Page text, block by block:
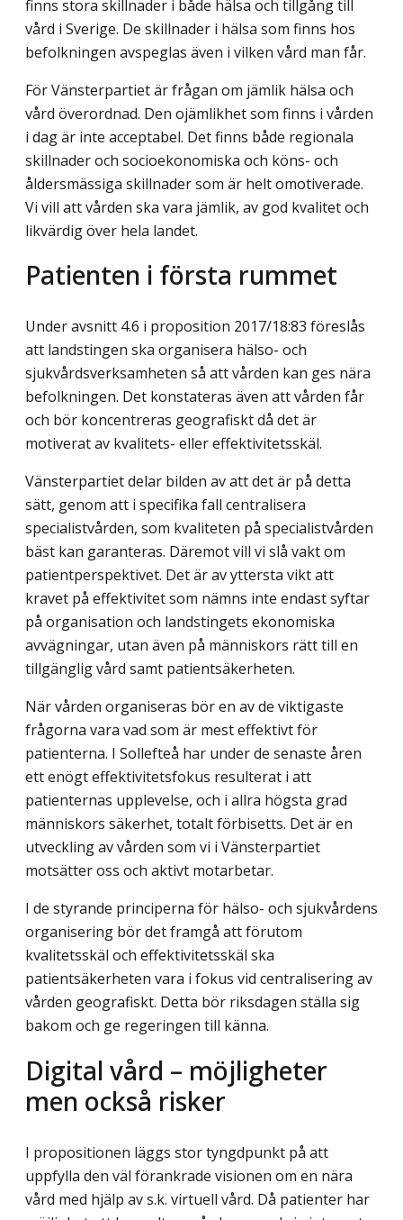
finns stora skillnader i både hälsa och tillgång till
vård i Sverige. De skillnader i hälsa som finns hos
befolkningen avspeglas även i vilken vård man får.
För Vänsterpartiet är frågan om jämlik hälsa och
vård överordnad. Den ojämlikhet som finns i vården
i dag är inte acceptabel. Det finns både regionala
skillnader och socioekonomiska och köns- och
åldersmässiga skillnader som är helt omotiverade.
Vi vill att vården ska vara jämlik, av god kvalitet och
likvärdig över hela landet.
Patienten i första rummet
Under avsnitt 4.6 i proposition 2017/18:83 föreslås
att landstingen ska organisera hälso- och
sjukvårdsverksamheten så att vården kan ges nära
befolkningen. Det konstateras även att vården får
och bör koncentreras geografiskt då det är
motiverat av kvalitets- eller effektivitetsskäl.
Vänsterpartiet delar bilden av att det är på detta
sätt, genom att i specifika fall centralisera
specialistvården, som kvaliteten på specialistvården
bäst kan garanteras. Däremot vill vi slå vakt om
patientperspektivet. Det är av yttersta vikt att
kravet på effektivitet som nämns inte endast syftar
på organisation och landstingets ekonomiska
avvägningar, utan även på människors rätt till en
tillgänglig vård samt patientsäkerheten.
När vården organiseras bör en av de viktigaste
frågorna vara vad som är mest effektivt för
patienterna. I Sollefteå har under de senaste åren
ett enögt effektivitetsfokus resulterat i att
patienternas upplevelse, och i allra högsta grad
människors säkerhet, totalt förbisetts. Det är en
utveckling av vården som vi i Vänsterpartiet
motsätter oss och aktivt motarbetar.
I de styrande principerna för hälso- och sjukvårdens
organisering bör det framgå att förutom
kvalitetsskäl och effektivitetsskäl ska
patientsäkerheten vara i fokus vid centralisering av
vården geografiskt. Detta bör riksdagen ställa sig
bakom och ge regeringen till känna.
Digital vård – möjligheter
men också risker
I propositionen läggs stor tyngdpunkt på att
uppfylla den väl förankrade visionen om en nära
vård med hjälp av s.k. virtuell vård. Då patienter har